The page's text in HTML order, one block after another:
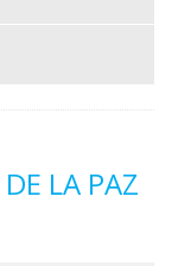
LA PAZ